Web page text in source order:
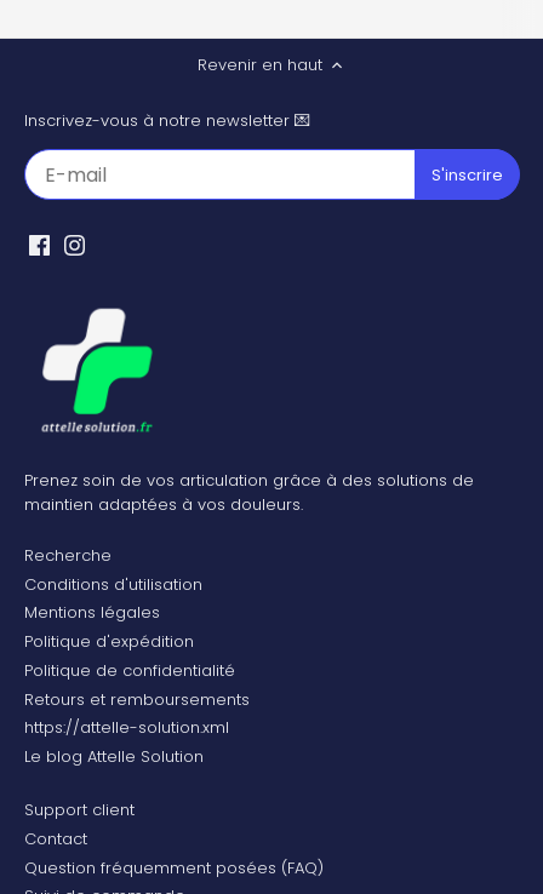
Revenir en haut
Inscrivez-vous à notre newsletter 💌
Prenez soin de vos articulation grâce à des solutions de
maintien adaptées à vos douleurs.
Recherche
Conditions d'utilisation
Mentions légales
Politique d'expédition
Politique de confidentialité
Retours et remboursements
https://attelle-solution.xml
Le blog Attelle Solution
Support client
Contact
Question fréquemment posées (FAQ)